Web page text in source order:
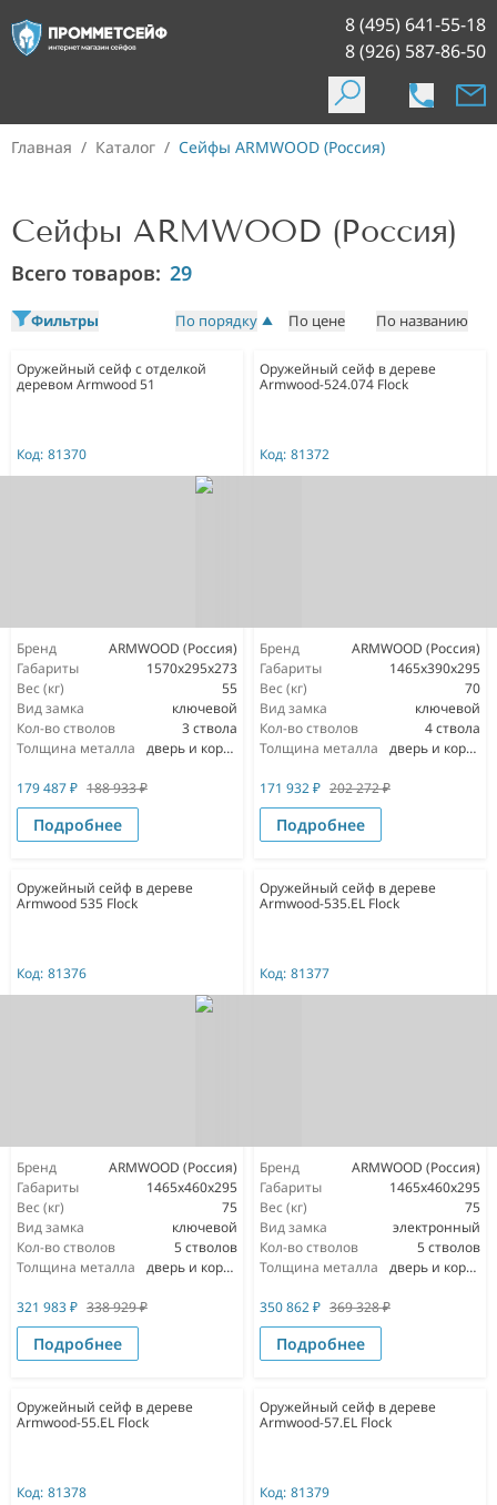
8 (495) 641-55-18
8 (926) 587-86-50
Главная / Каталог / Сейфы ARMWOOD (Россия)
Сейфы ARMWOOD (Россия)
Всего товаров: 29
Фильтры По порядку По цене По названию
Оружейный сейф с отделкой
деревом Armwood 51
Код: 81370
Бренд
ARMWOOD (Россия)
Габариты
1570х295х273
Вес (кг)
55
Вид замка
ключевой
Кол-во стволов
3 ствола
Толщина металла
дверь и корпус 3мм
179 487₽ 188 933₽
Подробнее
Оружейный сейф в дереве
Armwood-524.074 Flock
Код: 81372
Бренд
ARMWOOD (Россия)
Габариты
1465х390х295
Вес (кг)
70
Вид замка
ключевой
Кол-во стволов
4 ствола
Толщина металла
дверь и корпус 3мм
171 932₽ 202 272₽
Подробнее
Оружейный сейф в дереве
Armwood 535 Flock
Код: 81376
Бренд
ARMWOOD (Россия)
Габариты
1465х460х295
Вес (кг)
75
Вид замка
ключевой
Кол-во стволов
5 стволов
Толщина металла
дверь и корпус 3мм
321 983₽ 338 929₽
Подробнее
Оружейный сейф в дереве
Armwood-535.EL Flock
Код: 81377
Бренд
ARMWOOD (Россия)
Габариты
1465х460х295
Вес (кг)
75
Вид замка
электронный
Кол-во стволов
5 стволов
Толщина металла
дверь и корпус 3мм
350 862₽ 369 328₽
Подробнее
Оружейный сейф в дереве
Armwood-55.EL Flock
Код: 81378
Оружейный сейф в дереве
Armwood-57.EL Flock
Код: 81379